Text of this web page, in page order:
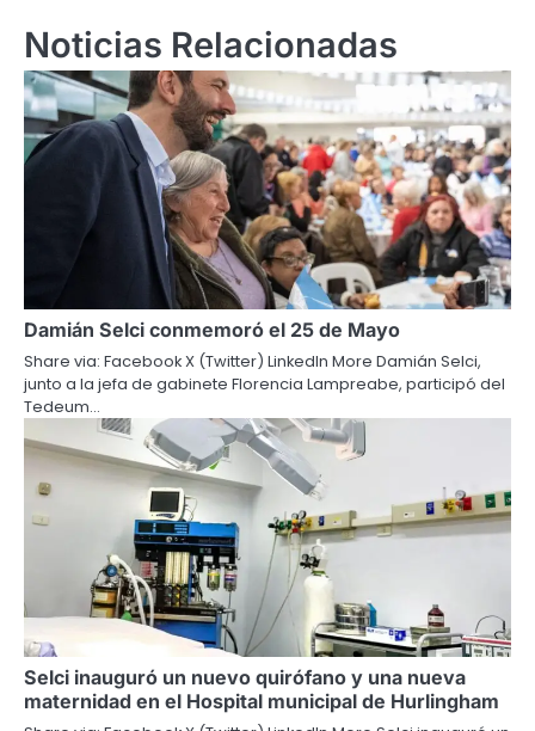
Noticias Relacionadas
Damián Selci conmemoró el 25 de Mayo
Share via: Facebook X (Twitter) LinkedIn More Damián Selci,
junto a la jefa de gabinete Florencia Lampreabe, participó del
Tedeum…
Selci inauguró un nuevo quirófano y una nueva
maternidad en el Hospital municipal de Hurlingham